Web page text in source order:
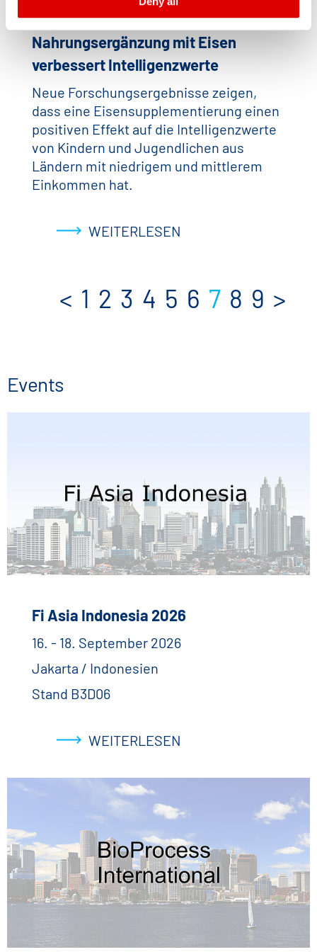
Neue Meta-Studie macht deutlich:
Nahrungsergänzung mit Eisen
verbessert Intelligenzwerte
Neue Forschungsergebnisse zeigen,
dass eine Eisensupplementierung einen
positiven Effekt auf die Intelligenzwerte
von Kindern und Jugendlichen aus
Ländern mit niedrigem und mittlerem
Einkommen hat.
WEITERLESEN
< 1 2 3 4 5 6 7 8 9 >
Events
Fi Asia Indonesia 2026
16. - 18. September 2026
Jakarta / Indonesien
Stand B3D06
WEITERLESEN